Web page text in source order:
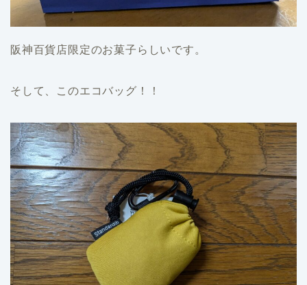
阪神百貨店限定のお菓子らしいです。
そして、このエコバッグ！！